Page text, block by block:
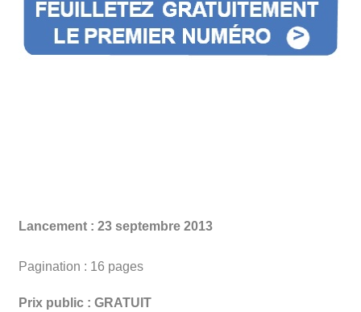
Lancement : 23 septembre 2013
Pagination : 16 pages
Prix public : GRATUIT